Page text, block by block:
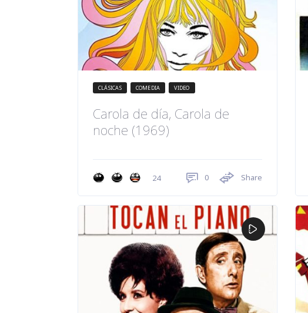
CLÁSICAS COMEDIA VIDEO
Carola de día, Carola de
noche (1969)
24 0 Share